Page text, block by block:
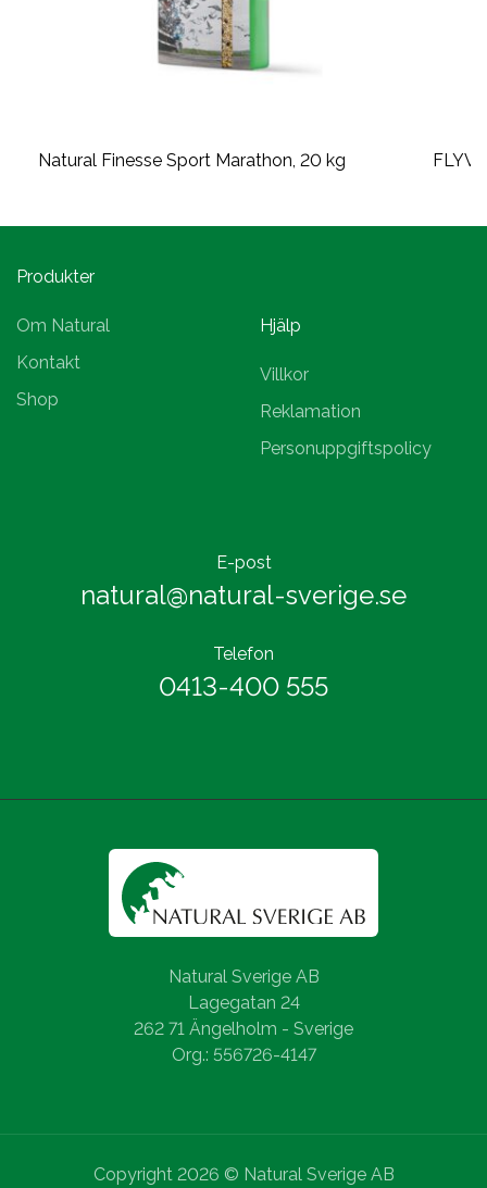
Natural Finesse Sport Marathon, 20 kg
Produkter
Om Natural
Kontakt
Shop
Hjälp
Villkor
Reklamation
Personuppgiftspolicy
E-post
natural@natural-sverige.se
Telefon
0413-400 555
Natural Sverige AB
Lagegatan 24
262 71 Ängelholm - Sverige
Org.: 556726-4147
Copyright 2026 © Natural Sverige AB